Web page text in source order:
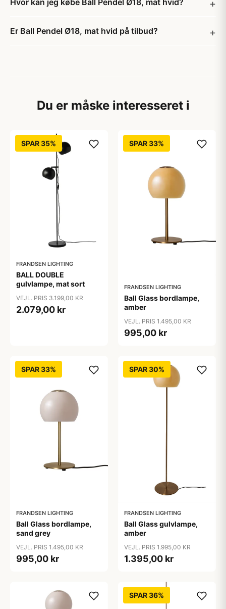
Hvor kan jeg købe Ball Pendel Ø18, mat hvid?
Er Ball Pendel Ø18, mat hvid på tilbud?
Du er måske interesseret i
SPAR 35%
FRANDSEN LIGHTING
BALL DOUBLE
gulvlampe, mat sort
VEJL. PRIS 3.199,00 KR
2.079,00 kr
SPAR 33%
FRANDSEN LIGHTING
Ball Glass bordlampe,
amber
VEJL. PRIS 1.495,00 KR
995,00 kr
SPAR 33%
FRANDSEN LIGHTING
Ball Glass bordlampe,
sand grey
VEJL. PRIS 1.495,00 KR
995,00 kr
SPAR 30%
FRANDSEN LIGHTING
Ball Glass gulvlampe,
amber
VEJL. PRIS 1.995,00 KR
1.395,00 kr
SPAR 36%